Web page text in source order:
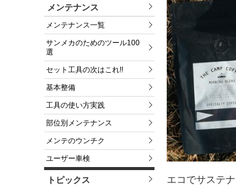
メンテナンス
メンテナンス一覧
サンメカのためのツール100
選
セット工具の次はこれ!!
基本整備
工具の使い方実践
部位別メンテナンス
メンテのウンチク
ユーザー車検
トピックス
エコでサステ